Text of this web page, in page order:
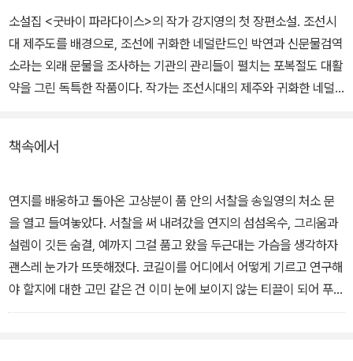
소설집 <굿바이 파라다이스>의 작가 강지영의 첫 장편소설. 조선시
대 제주도를 배경으로, 조선에 귀화한 네덜란드인 박연과 신문물검역
소라는 외래 문물을 조사하는 기관의 관리들이 펼치는 포복절도 대활
약을 그린 독특한 작품이다. 작가는 조선시대의 제주와 귀화한 네덜
조선시대 제주도, 임금의 명을 받아 진귀한 서역만리의 신문물을 살
도하여 귀화한 네덜란드인 박연까지 스카우트하니, 조선 최고의 얼리
어답터 관청으로 손색이 없다. 하지만 그들이 밝혀낸 신문물의 용처
는 듣기만 해도 포복절도. 임금이 하사한 코길이(코끼리)까지 어르고
달래야 하는데…
책속에서
연지를 배웅하고 돌아온 고상분이 품 안의 서찰을 송일영의 처소 문
을 열고 들여놓았다. 서찰을 써 내려갔을 연지의 섬섬옥수, 그리움과
설렘이 깃든 숨결, 예까지 그걸 품고 왔을 두근대는 가슴을 생각하자
괜스레 눈가가 뜨뜻해졌다. 코길이를 어디에서 어떻게 기르고 연구해
야 할지에 대한 고민 같은 건 이미 눈에 보이지 않는 티끌이 되어 푸른
제주 앞바다로 둥실 날아간 것 같았다. 하지만 이튿날 오후가 되었을